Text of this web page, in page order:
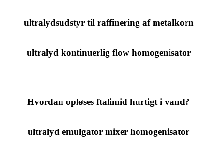
ultralydsudstyr til raffinering af metalkorn
ultralyd kontinuerlig flow homogenisator
Hvordan opløses ftalimid hurtigt i vand?
ultralyd emulgator mixer homogenisator